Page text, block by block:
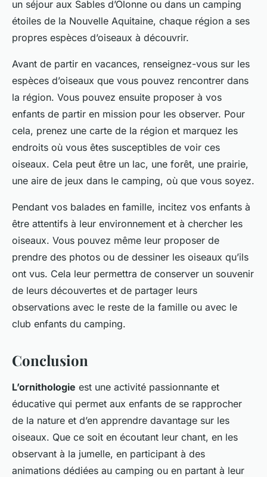
un séjour aux Sables d’Olonne ou dans un camping
étoiles de la Nouvelle Aquitaine, chaque région a ses
propres espèces d’oiseaux à découvrir.
Avant de partir en vacances, renseignez-vous sur les
espèces d’oiseaux que vous pouvez rencontrer dans
la région. Vous pouvez ensuite proposer à vos
enfants de partir en mission pour les observer. Pour
cela, prenez une carte de la région et marquez les
endroits où vous êtes susceptibles de voir ces
oiseaux. Cela peut être un lac, une forêt, une prairie,
une aire de jeux dans le camping, où que vous soyez.
Pendant vos balades en famille, incitez vos enfants à
être attentifs à leur environnement et à chercher les
oiseaux. Vous pouvez même leur proposer de
prendre des photos ou de dessiner les oiseaux qu’ils
ont vus. Cela leur permettra de conserver un souvenir
de leurs découvertes et de partager leurs
observations avec le reste de la famille ou avec le
club enfants du camping.
Conclusion
L’ornithologie est une activité passionnante et
éducative qui permet aux enfants de se rapprocher
de la nature et d’en apprendre davantage sur les
oiseaux. Que ce soit en écoutant leur chant, en les
observant à la jumelle, en participant à des
animations dédiées au camping ou en partant à leur